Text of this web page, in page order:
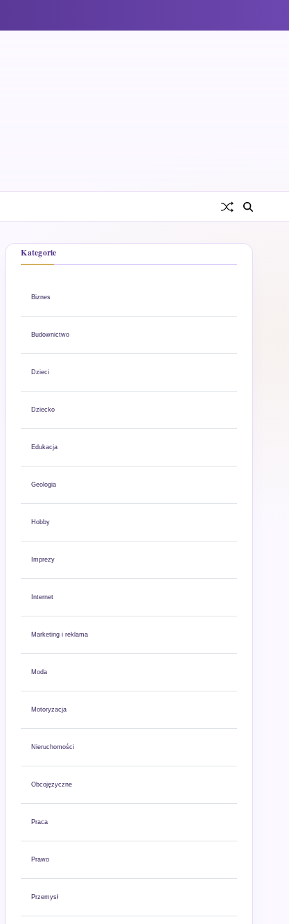
Kategorie
Biznes
Budownictwo
Dzieci
Dziecko
Edukacja
Geologia
Hobby
Imprezy
Internet
Marketing i reklama
Moda
Motoryzacja
Nieruchomości
Obcojęzyczne
Praca
Prawo
Przemysł